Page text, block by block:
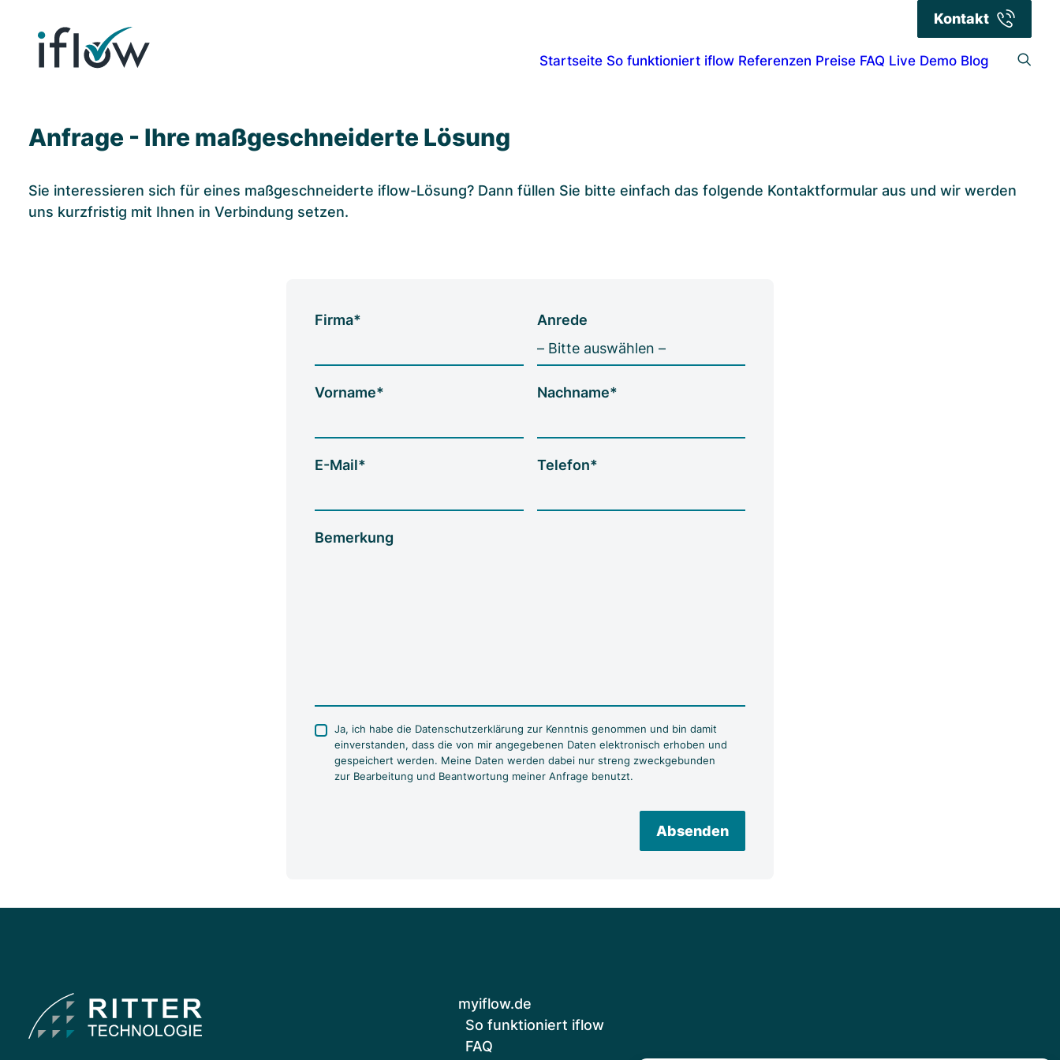
Startseite So funktioniert iflow Referenzen Preise FAQ Live Demo Blog
Kontakt
Anfrage - Ihre maßgeschneiderte Lösung
Sie interessieren sich für eines maßgeschneiderte iflow-Lösung? Dann füllen Sie bitte einfach das folgende Kontaktformular aus und wir werden
uns kurzfristig mit Ihnen in Verbindung setzen.
Firma* Anrede
Vorname* Nachname*
E-Mail* Telefon*
Bemerkung
Ja, ich habe die Datenschutzerklärung zur Kenntnis genommen und bin damit
einverstanden, dass die von mir angegebenen Daten elektronisch erhoben und
gespeichert werden. Meine Daten werden dabei nur streng zweckgebunden
zur Bearbeitung und Beantwortung meiner Anfrage benutzt.
myiflow.de
So funktioniert iflow
FAQ